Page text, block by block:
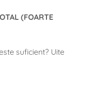
(FOARTE
suficient? Uite